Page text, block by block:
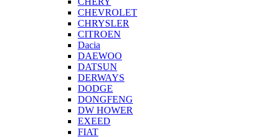
CHEVROLET
CHRYSLER
CITROEN
Dacia
DAEWOO
DATSUN
DERWAYS
DODGE
DONGFENG
DW HOWER
EXEED
FIAT